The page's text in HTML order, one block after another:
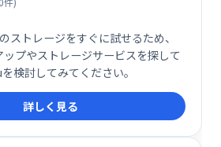
ストレージをすぐに試せるため、
プやストレージサービスを探して
検討してみてください。
詳しく見る